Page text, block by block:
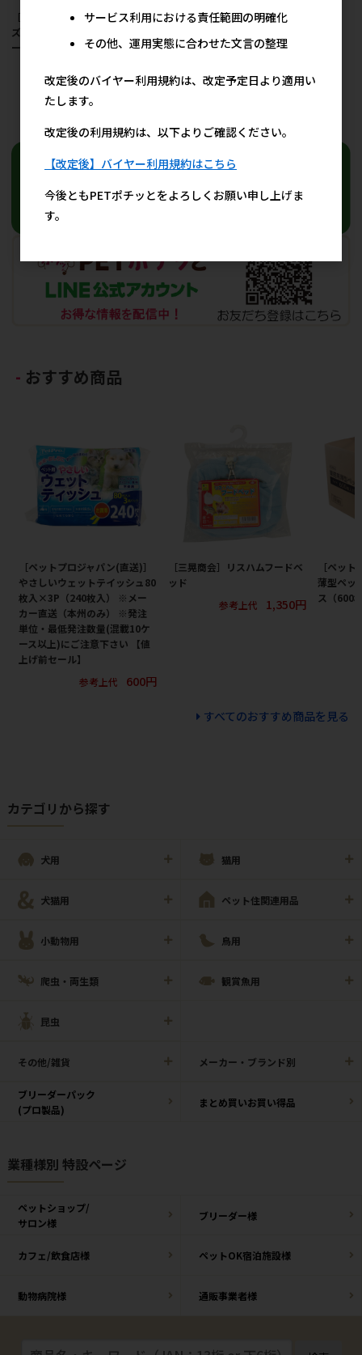
［マルカン サンライ
ズ］スタイルズ シーズ
ー用 成犬用 1.2kg
おすすめ商品
［ペットプロジャパン(直送)］
やさしいウェットテイッシュ80
枚入×3P（240枚入） ※メー
カー直送（本州のみ） ※発注
単位・最低発注数量(混載10ケ
ース以上)にご注意下さい 【値
上げ前セール】
参考上代
600円
［三晃商会］リスハムフードベ
ッド
参考上代
1,350円
［ペッ
薄型ペッ
ス（600
すべてのおすすめ商品を見る
カテゴリから探す
犬用 猫用
犬猫用 ペット住関連用品
小動物用 鳥用
爬虫・両生類 観賞魚用
昆虫
その他/雑貨 メーカー・ブランド別
ブリーダーパック
(プロ製品)
まとめ買いお買い得品
業種様別 特設ページ
ペットショップ/
サロン様
ブリーダー様
カフェ/飲食店様 ペットOK宿泊施設様
動物病院様 通販事業者様
サービス利用における責任範囲の明確化
その他、運用実態に合わせた文言の整理
改定後のバイヤー利用規約は、改定予定日より適用い
たします。
改定後の利用規約は、以下よりご確認ください。
【改定後】バイヤー利用規約はこちら
今後ともPETポチッとをよろしくお願い申し上げま
す。